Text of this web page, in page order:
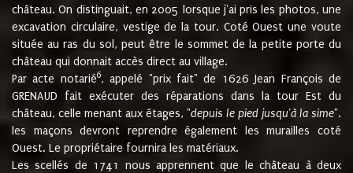
château. On distinguait, en 2005 lorsque j'ai pris les photos, une
excavation circulaire, vestige de la tour. Coté Ouest une voute
située au ras du sol, peut être le sommet de la petite porte du
château qui donnait accès direct au village.
Par acte notarié6, appelé "prix fait" de 1626 Jean François de
GRENAUD fait exécuter des réparations dans la tour Est du
château, celle menant aux étages, "depuis le pied jusqu'à la sime".
les maçons devront reprendre également les murailles coté
Ouest. Le propriétaire fournira les matériaux.
Les scellés de 1741 nous apprennent que le château à deux